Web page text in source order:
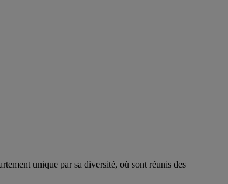
unique par sa diversité, où sont réunis des